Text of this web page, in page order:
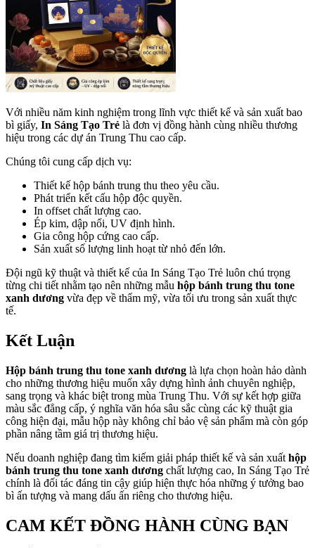
Với nhiều năm kinh nghiệm trong lĩnh vực thiết kế và sản xuất bao
bì giấy, In Sáng Tạo Trẻ là đơn vị đồng hành cùng nhiều thương
hiệu trong các dự án Trung Thu cao cấp.
Chúng tôi cung cấp dịch vụ:
Thiết kế hộp bánh trung thu theo yêu cầu.
Phát triển kết cấu hộp độc quyền.
In offset chất lượng cao.
Ép kim, dập nổi, UV định hình.
Gia công hộp cứng cao cấp.
Sản xuất số lượng linh hoạt từ nhỏ đến lớn.
Đội ngũ kỹ thuật và thiết kế của In Sáng Tạo Trẻ luôn chú trọng
từng chi tiết nhằm tạo nên những mẫu hộp bánh trung thu tone
xanh dương vừa đẹp về thẩm mỹ, vừa tối ưu trong sản xuất thực
tế.
Kết Luận
Hộp bánh trung thu tone xanh dương là lựa chọn hoàn hảo dành
cho những thương hiệu muốn xây dựng hình ảnh chuyên nghiệp,
sang trọng và khác biệt trong mùa Trung Thu. Với sự kết hợp giữa
màu sắc đẳng cấp, ý nghĩa văn hóa sâu sắc cùng các kỹ thuật gia
công hiện đại, mẫu hộp này không chỉ bảo vệ sản phẩm mà còn góp
phần nâng tầm giá trị thương hiệu.
Nếu doanh nghiệp đang tìm kiếm giải pháp thiết kế và sản xuất hộp
bánh trung thu tone xanh dương chất lượng cao, In Sáng Tạo Trẻ
chính là đối tác đáng tin cậy giúp hiện thực hóa những ý tưởng bao
bì ấn tượng và mang dấu ấn riêng cho thương hiệu.
CAM KẾT ĐỒNG HÀNH CÙNG BẠN